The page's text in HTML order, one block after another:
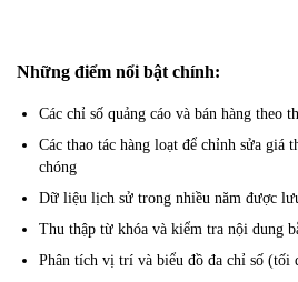
Những điểm nổi bật chính:
Các chỉ số quảng cáo và bán hàng theo
Các thao tác hàng loạt để chỉnh sửa giá
chóng
Dữ liệu lịch sử trong nhiều năm được
Thu thập từ khóa và kiểm tra nội dung
Phân tích vị trí và biểu đồ đa chỉ số (tối